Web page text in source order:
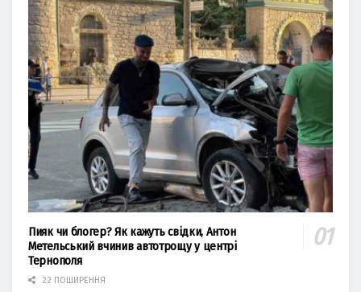
Пияк чи блогер? Як кажуть свідки, Антон
Метельський вчинив автотрощу у центрі
Тернополя
22 ПОШИРЕННЯ